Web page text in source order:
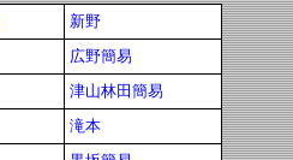
新野
広野簡易
津山林田簡易
滝本